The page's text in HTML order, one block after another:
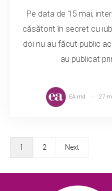
Pe data de 15 mai,
căsătorit în secret cu
doi nu au făcut public
au publicat
EA.md 27
1 2 Next